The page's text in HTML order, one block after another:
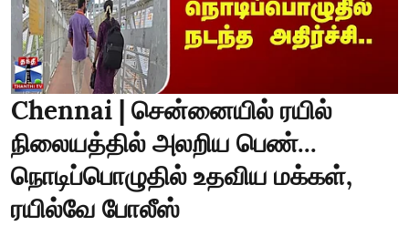
Chennai | சென்னையில் ரயில்
நிலையத்தில் அலறிய பெண்...
நொடிப்பொழுதில் உதவிய மக்கள்,
ரயில்வே போலீஸ்